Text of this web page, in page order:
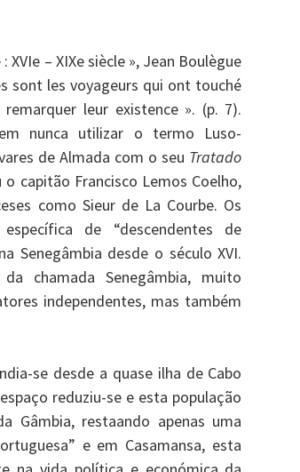
– XIXe siècle », Jean Boulègue
sont les voyageurs qui ont touché
leur existence ». (p. 7).
nunca utilizar o termo Luso-
de Almada com o seu Tratado
o capitão Francisco Lemos Coelho,
como Sieur de La Courbe. Os
de “descendentes de
Senegâmbia desde o século XVI.
chamada Senegâmbia, muito
independentes, mas também
se desde a quase ilha de Cabo
reduziu-se e esta população
Gâmbia, restaando apenas uma
e em Casamansa, esta